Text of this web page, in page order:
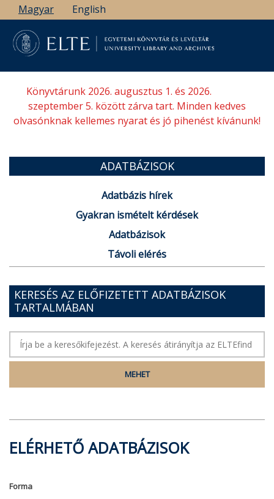
Ugrás
a
tartalomra
Magyar English
Könyvtárunk 2026. augusztus 1. és 2026.
szeptember 5. között zárva tart. Minden kedves
olvasónknak kellemes nyarat és jó pihenést kívánunk!
ADATBÁZISOK
Adatbázis hírek
Gyakran ismételt kérdések
Adatbázisok
Távoli elérés
KERESÉS AZ ELŐFIZETETT ADATBÁZISOK
TARTALMÁBAN
ELÉRHETŐ ADATBÁZISOK
Forma